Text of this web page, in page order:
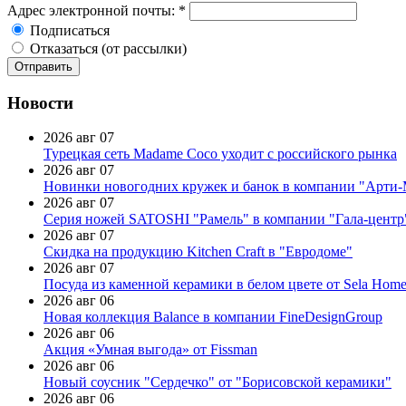
Адрес электронной почты: *
Подписаться
Отказаться (от рассылки)
Новости
2026 авг 07
Турецкая сеть Madame Coco уходит с российского рынка
2026 авг 07
Новинки новогодних кружек и банок в компании
2026 авг 07
Серия ножей SATOSHI "Рамель" в компании "Гала-
2026 авг 07
Скидка на продукцию Kitchen Craft в "Евродоме"
2026 авг 07
Посуда из каменной керамики в белом цвете от Sela Home
2026 авг 06
Новая коллекция Balance в компании FineDesignGroup
2026 авг 06
Акция «Умная выгода» от Fissman
2026 авг 06
Новый соусник "Сердечко" от "Борисовской керамики"
2026 авг 06